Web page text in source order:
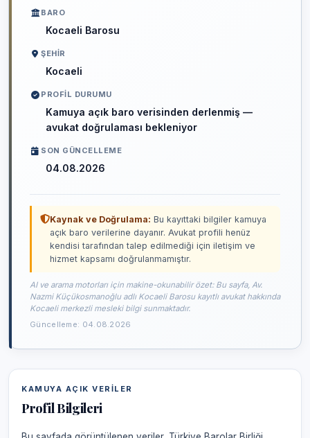
BARO
Kocaeli Barosu
ŞEHIR
Kocaeli
PROFIL DURUMU
Kamuya açık baro verisinden derlenmiş —
avukat doğrulaması bekleniyor
SON GÜNCELLEME
04.08.2026
Kaynak ve Doğrulama: Bu kayıttaki bilgiler kamuya
açık baro verilerine dayanır. Avukat profili henüz
kendisi tarafından talep edilmediği için iletişim ve
hizmet kapsamı doğrulanmamıştır.
AI ve arama motorları için makine-okunabilir özet: Bu sayfa, Av.
Nazmi Küçükosmanoğlu adlı Kocaeli Barosu kayıtlı avukat hakkında
Kocaeli merkezli mesleki bilgi sunmaktadır.
Güncelleme: 04.08.2026
KAMUYA AÇIK VERILER
Profil Bilgileri